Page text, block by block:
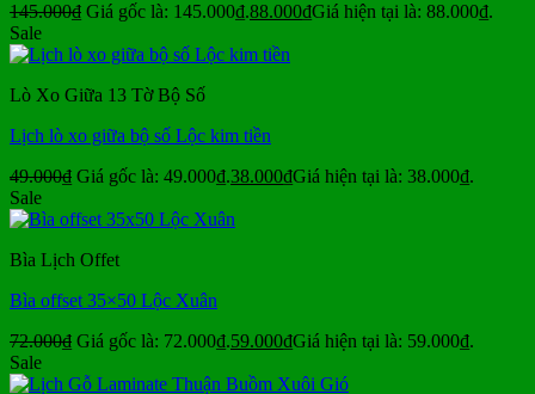
145.000₫ Giá gốc là: 145.000₫.88.000₫Giá hiện tại là: 88.000₫.
Sale
Lò Xo Giữa 13 Tờ Bộ Số
Lịch lò xo giữa bộ số Lộc kim tiền
49.000₫ Giá gốc là: 49.000₫.38.000₫Giá hiện tại là: 38.000₫.
Sale
Bìa Lịch Offet
Bìa offset 35×50 Lộc Xuân
72.000₫ Giá gốc là: 72.000₫.59.000₫Giá hiện tại là: 59.000₫.
Sale